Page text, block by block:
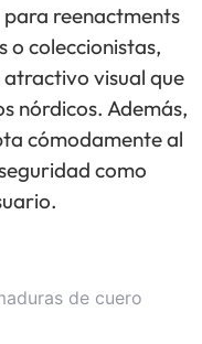
reenactments
o coleccionistas,
visual que
nórdicos. Además,
cómodamente al
como
de cuero